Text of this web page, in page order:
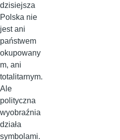
dzisiejsza
Polska nie
jest ani
państwem
okupowany
m, ani
totalitarnym.
Ale
polityczna
wyobraźnia
działa
symbolami.